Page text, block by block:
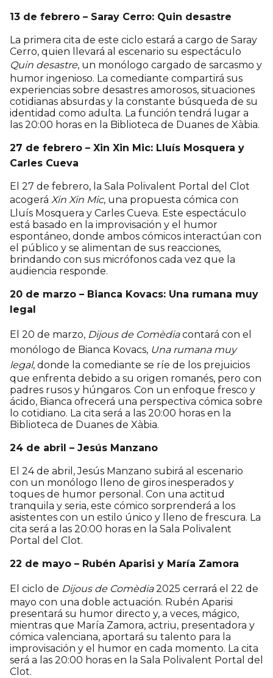
13 de febrero – Saray Cerro: Quin desastre
La primera cita de este ciclo estará a cargo de Saray
Cerro, quien llevará al escenario su espectáculo
Quin desastre, un monólogo cargado de sarcasmo y
humor ingenioso. La comediante compartirá sus
experiencias sobre desastres amorosos, situaciones
cotidianas absurdas y la constante búsqueda de su
identidad como adulta. La función tendrá lugar a
las 20:00 horas en la Biblioteca de Duanes de Xàbia.
27 de febrero – Xin Xin Mic: Lluís Mosquera y
Carles Cueva
El 27 de febrero, la Sala Polivalent Portal del Clot
acogerá Xin Xin Mic, una propuesta cómica con
Lluís Mosquera y Carles Cueva. Este espectáculo
está basado en la improvisación y el humor
espontáneo, donde ambos cómicos interactúan con
el público y se alimentan de sus reacciones,
brindando con sus micrófonos cada vez que la
audiencia responde.
20 de marzo – Bianca Kovacs: Una rumana muy
legal
El 20 de marzo, Dijous de Comèdiacontará con el
monólogo de Bianca Kovacs, Una rumana muy
legal, donde la comediante se ríe de los prejuicios
que enfrenta debido a su origen romanés, pero con
padres rusos y húngaros. Con un enfoque fresco y
ácido, Bianca ofrecerá una perspectiva cómica sobre
lo cotidiano. La cita será a las 20:00 horas en la
Biblioteca de Duanes de Xàbia.
24 de abril – Jesús Manzano
El 24 de abril, Jesús Manzano subirá al escenario
con un monólogo lleno de giros inesperados y
toques de humor personal. Con una actitud
tranquila y seria, este cómico sorprenderá a los
asistentes con un estilo único y lleno de frescura. La
cita será a las 20:00 horas en la Sala Polivalent
Portal del Clot.
22 de mayo – Rubén Aparisi y María Zamora
El ciclo de Dijous de Comèdia2025 cerrará el 22 de
mayo con una doble actuación. Rubén Aparisi
presentará su humor directo y, a veces, mágico,
mientras que María Zamora, actriu, presentadora y
cómica valenciana, aportará su talento para la
improvisación y el humor en cada momento. La cita
será a las 20:00 horas en la Sala Polivalent Portal del
Clot.